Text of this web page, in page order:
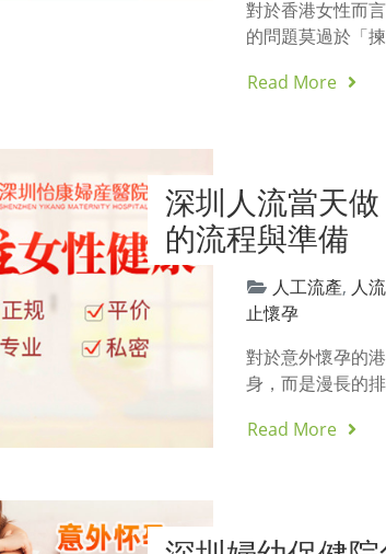
對於香港女性而
的問題莫過於「
Read More
深圳人流當天
的流程與準備
人工流產, 人
止懷孕
對於意外懷孕的
身，而是漫長的
Read More